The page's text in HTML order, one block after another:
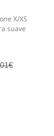
X/XS
suave